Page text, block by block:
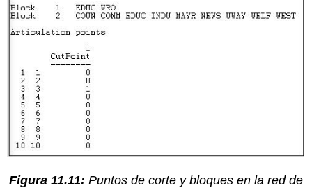
Figura 11.11: Puntos de corte y bloques en la red de